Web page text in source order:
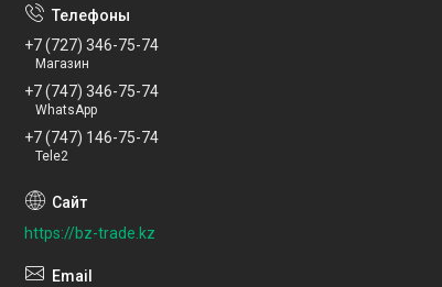
+7 (727) 346-75-74
Магазин
+7 (747) 346-75-74
WhatsApp
+7 (747) 146-75-74
Tele2
https://bz-trade.kz